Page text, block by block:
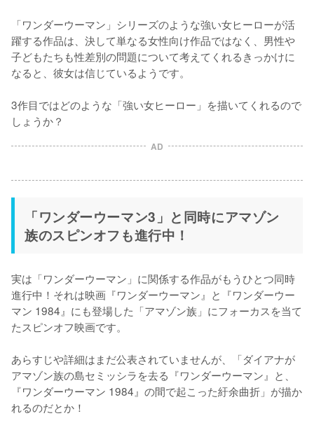
「ワンダーウーマン」シリーズのような強い女ヒーローが活
躍する作品は、決して単なる女性向け作品ではなく、男性や
子どもたちも性差別の問題について考えてくれるきっかけに
なると、彼女は信じているようです。
3作目ではどのような「強い女ヒーロー」を描いてくれるので
しょうか？
AD
「ワンダーウーマン3」と同時にアマゾン
族のスピンオフも進行中！
実は「ワンダーウーマン」に関係する作品がもうひとつ同時
進行中！それは映画『ワンダーウーマン』と『ワンダーウー
マン 1984』にも登場した「アマゾン族」にフォーカスを当て
たスピンオフ映画です。
あらすじや詳細はまだ公表されていませんが、「ダイアナが
アマゾン族の島セミッシラを去る『ワンダーウーマン』と、
『ワンダーウーマン 1984』の間で起こった紆余曲折」が描か
れるのだとか！